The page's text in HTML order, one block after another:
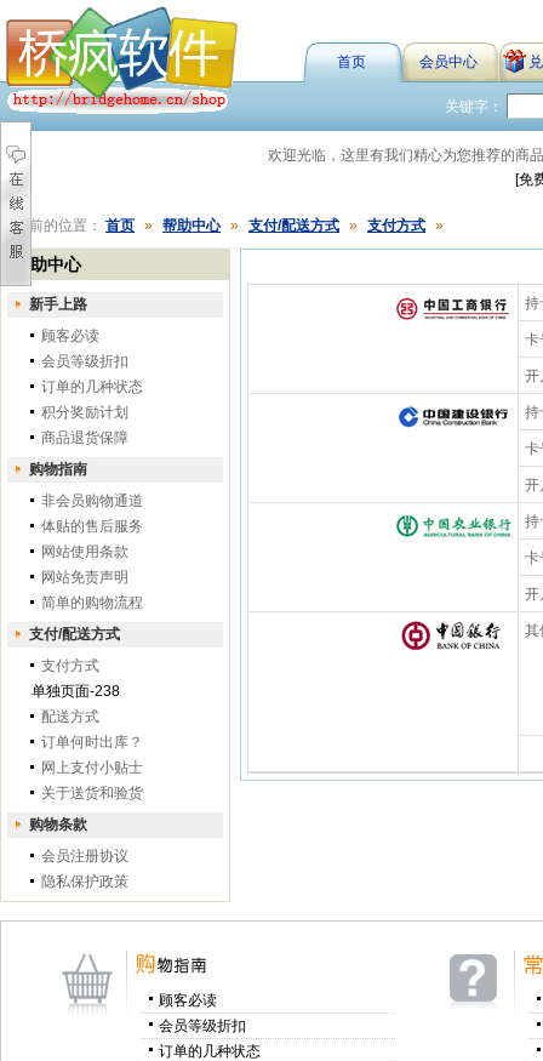
首页 会员中心
关键字：
欢迎光临，这里有我们精心为您推荐的
[免
您当前的位置： 首页 » 帮助中心 » 支付/配送方式 » 支付方式 »
帮助中心
新手上路
顾客必读
会员等级折扣
订单的几种状态
积分奖励计划
商品退货保障
购物指南
非会员购物通道
体贴的售后服务
网站使用条款
网站免责声明
简单的购物流程
支付/配送方式
支付方式
单独页面-238
配送方式
订单何时出库？
网上支付小贴士
关于送货和验货
购物条款
会员注册协议
隐私保护政策
持
卡
开
持
卡
开
持
卡
开
其
顾客必读
会员等级折扣
订单的几种状态